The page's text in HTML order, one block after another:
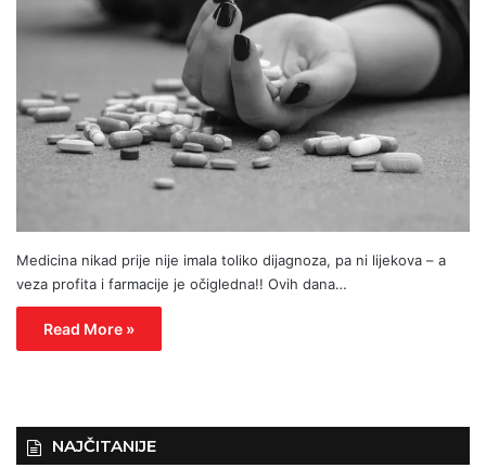
Medicina nikad prije nije imala toliko dijagnoza, pa ni lijekova – a
veza profita i farmacije je očigledna!! Ovih dana…
Read More »
NAJČITANIJE